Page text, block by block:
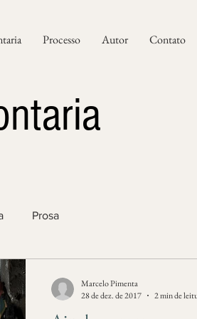
Processo Autor Contato
Prosa
Marcelo Pimenta
28 de dez. de 2017
2 min de